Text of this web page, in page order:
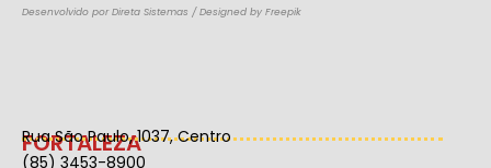
Desenvolvido por Direta Sistemas / Designed by Freepik
FORTALEZA
Rua São Paulo, 1037, Centro
(85) 3453-8900